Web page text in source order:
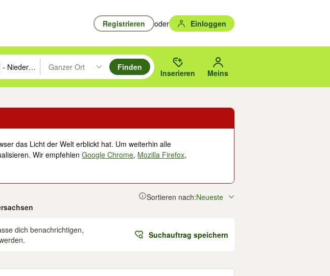
Registrieren oder Einloggen
Pfeiltasten nach oben/unten durchsuchen und mit Eingabetaste auswählen.
eingeben. Eingabetaste drücken um zu suchen, oder Vorschläge mit den Pfeiltasten nach oben/
Ganzer Ort
Suche im Umkreis des gewählten Orts oder PLZ.
Finden
Inserieren Meins
das Licht der Welt erblickt hat. Um weiterhin alle
Wir empfehlenGoogle Chrome, Mozilla Firefox,
Sortieren nach:Neueste
dich benachrichtigen,
Suchauftrag speichern